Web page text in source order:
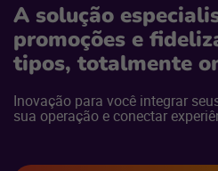
A solução
promoções e
tipos, totalmente
Inovação para você integrar
sua operação e conectar